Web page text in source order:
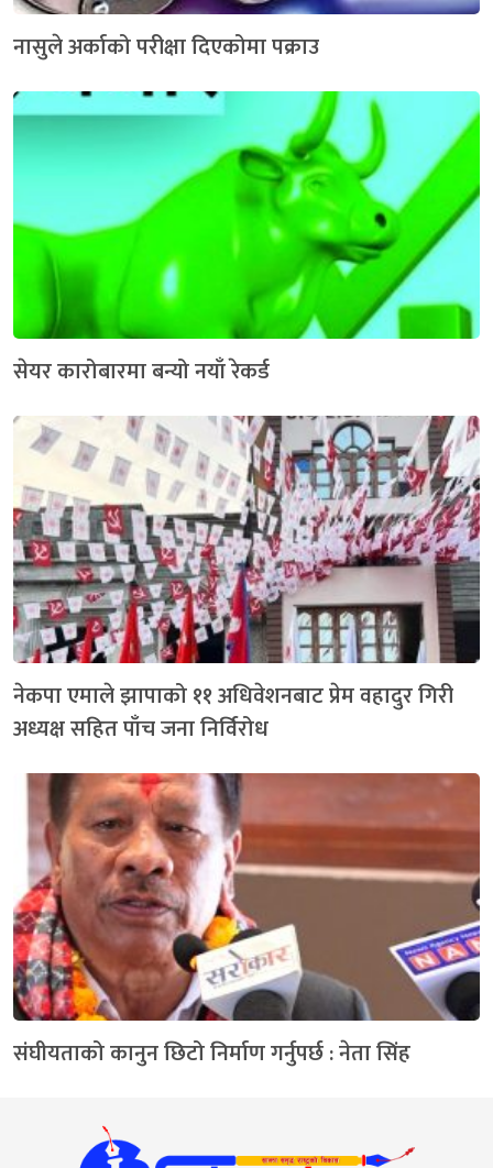
नासुले अर्काको परीक्षा दिएकोमा पक्राउ
सेयर कारोबारमा बन्यो नयाँ रेकर्ड
नेकपा एमाले झापाको ११ अधिवेशनबाट प्रेम वहादुर गिरी
अध्यक्ष सहित पाँच जना निर्विरोध
संघीयताको कानुन छिटो निर्माण गर्नुपर्छ : नेता सिंह